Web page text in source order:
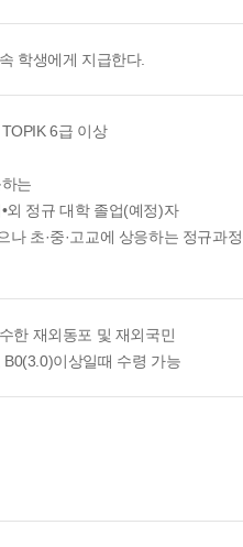
학생에게 지급한다.
6급 이상
는
외 정규 대학 졸업(예정)자
초·중·고교에 상응하는 정규과정
한 재외동포 및 재외국민
이상일때 수령 가능